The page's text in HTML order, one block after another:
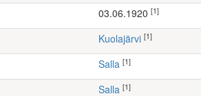
03.06.1920 [1]
Kuolajärvi [1]
Salla [1]
Salla [1]